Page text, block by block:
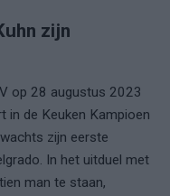
zijn
op 28 augustus 2023
in de Keuken Kampioen
zijn eerste
In het uitduel met
man te staan,